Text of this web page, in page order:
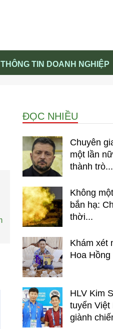
THÔNG TIN DOANH NGHIỆP
Nổi bật báo nga
Thư viện media
Phân tích thị trường Nga
ĐỌC NHIỀU
Chuyên
một lần
thành trò...
Không
bắn hạ:
thời...
Khám xét
Hoa Hồng
HLV Kim
tuyển Việt
giành